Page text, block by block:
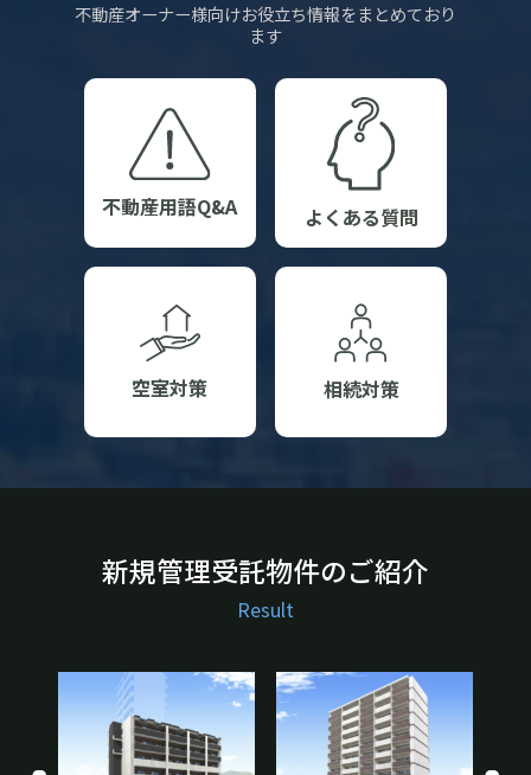
不動産オーナー様向けお役立ち情報をまとめており
ます
不動産用語Q&A よくある質問
空室対策 相続対策
新規管理受託物件のご紹介
Result